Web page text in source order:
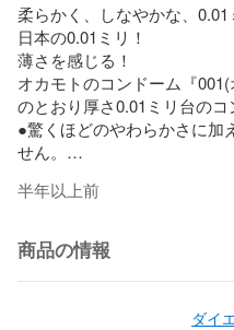
柔らかく、しなやかな、0.01
日本の0.01ミリ！
薄さを感じる！
オカモトのコンドーム『
のとおり厚さ0.01ミリ台のコ
●驚くほどのやわらかさに加
せん。
人の仲もさらにぐっと近づき
●天然ゴムラテックスアレル
けます。
●熱が伝わりやすい素材のた
●装着時に便利な裏表判別表
半年以上前
商品の情報
ダイ